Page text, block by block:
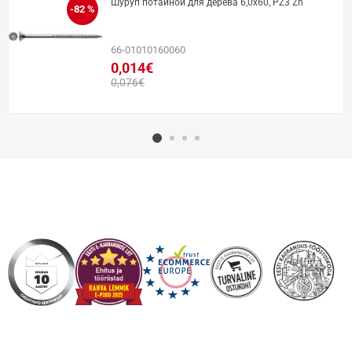
-82 %
66-01010160060
0,014€
0,076€